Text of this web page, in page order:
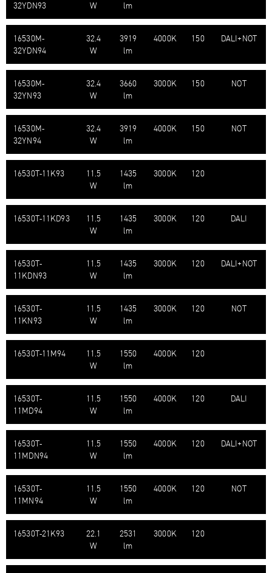
32YDN93
W
lm
16530M-​
32YDN94
32.4
W
3919
lm
4000K 150 DALI+NOT
16530M-​
32YN93
32.4
W
3660
lm
3000K 150 NOT
16530M-​
32YN94
32.4
W
3919
lm
4000K 150 NOT
16530T-​11K93
11.5
W
1435
lm
3000K 120
16530T-​11KD93
11.5
W
1435
lm
3000K 120 DALI
16530T-​
11KDN93
11.5
W
1435
lm
3000K 120 DALI+NOT
16530T-​
11KN93
11.5
W
1435
lm
3000K 120 NOT
16530T-​11M94
11.5
W
1550
lm
4000K 120
16530T-​
11MD94
11.5
W
1550
lm
4000K 120 DALI
16530T-​
11MDN94
11.5
W
1550
lm
4000K 120 DALI+NOT
16530T-​
11MN94
11.5
W
1550
lm
4000K 120 NOT
16530T-​21K93
22.1
W
2531
lm
3000K 120